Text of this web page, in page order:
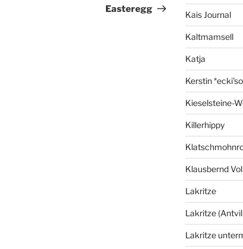
Beitrag
Easteregg
Kais Journal
Kaltmamsell
Katja
Kerstin
Kieselsteine-
Killerhippy
Klausbernd
Lakritze
Lakritze
Lakritze